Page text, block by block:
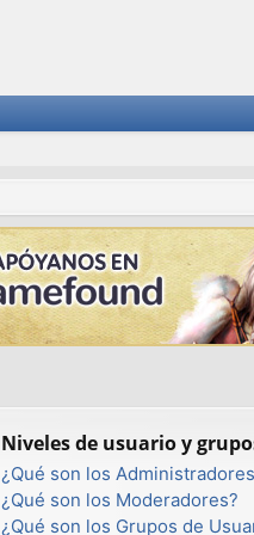
Niveles de usuario y
¿Qué son los
¿Qué son los Moderadores?
¿Qué son los Grupos de